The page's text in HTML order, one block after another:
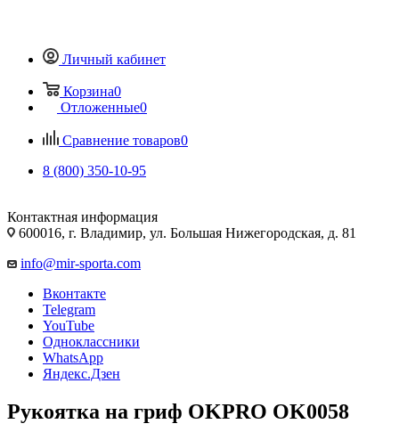
Личный кабинет
Корзина0
Отложенные0
Сравнение товаров0
8 (800) 350-10-95
Контактная информация
600016, г. Владимир, ул. Большая Нижегородская, д. 81
info@mir-sporta.com
Вконтакте
Telegram
YouTube
Одноклассники
WhatsApp
Яндекс.Дзен
Рукоятка на гриф OKPRO OK0058